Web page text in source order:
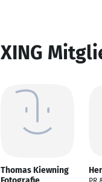
XING
Thomas Kiewning